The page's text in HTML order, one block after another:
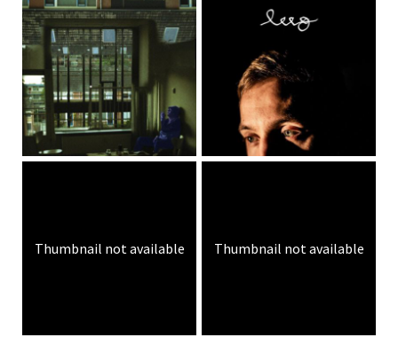
Thumbnail not available Thumbnail not available